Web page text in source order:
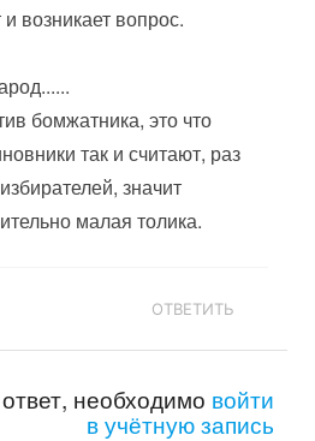
возникает вопрос.
бомжатника, это что
так и считают, раз
значит
малая толика.
ОТВЕТИТЬ
необходимо войти
в учётную запись